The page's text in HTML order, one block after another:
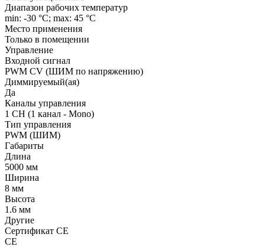
Диапазон рабочих температур
min: -30 °C; max: 45 °C
Место применения
Только в помещении
Управление
Входной сигнал
PWM СV (ШИМ по напряжению)
Диммируемый(ая)
Да
Каналы управления
1 CH (1 канал - Mono)
Тип управления
PWM (ШИМ)
Габариты
Длина
5000 мм
Ширина
8 мм
Высота
1.6 мм
Другие
Сертификат CE
CE